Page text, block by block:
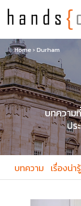
Home › Durham
บทความ
ปร
บทความ เรื่องน่ารู้